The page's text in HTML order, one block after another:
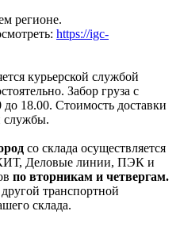
регионе.
https://igc-
курьерской службой
Забор груза с
18.00. Стоимость доставки
службы.
со склада осуществляется
Деловые линии, ПЭК и
по вторникам и четвергам.
транспортной
склада.